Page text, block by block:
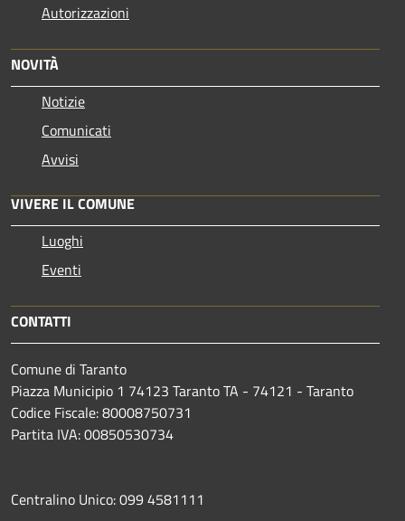
Autorizzazioni
NOVITÀ
Notizie
Comunicati
Avvisi
VIVERE IL COMUNE
Luoghi
Eventi
CONTATTI
Comune di Taranto
Piazza Municipio 1 74123 Taranto TA - 74121 - Taranto
Codice Fiscale: 80008750731
Partita IVA: 00850530734
Centralino Unico: 099 4581111